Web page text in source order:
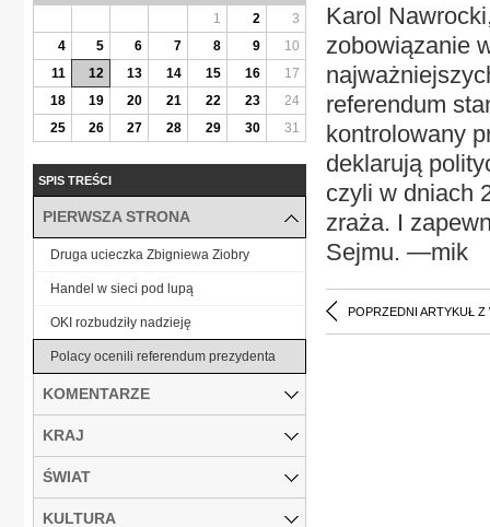
Karol
zobowiązanie
referendum
kontrolowany
deklarują
czyli w dniach
zraża. I
Sejmu. —mik
POPRZEDNI ARTYKUŁ Z
1
2
3
4
5 6 7 8 9
10
11
12 13 14 15 16
17
18
19 20 21 22 23
24
25
26 27 28 29 30 31
SPIS TREŚCI
PIERWSZA STRONA
Druga ucieczka Zbigniewa Ziobry
Handel w sieci pod lupą
OKI rozbudziły nadzieję
Polacy ocenili referendum prezydenta
KOMENTARZE
KRAJ
ŚWIAT
KULTURA